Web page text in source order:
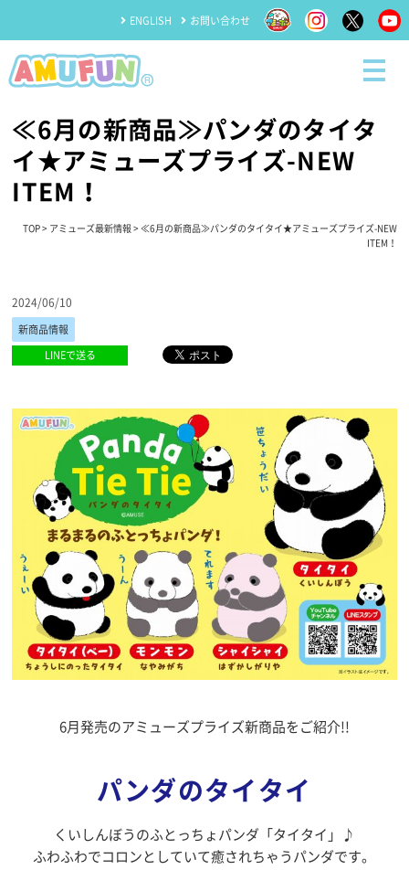
ENGLISH お問い合わせ
≪6月の新商品≫パンダのタイタ
イ★アミューズプライズ-NEW
ITEM！
TOP> アミューズ最新情報> ≪6月の新商品≫パンダのタイタイ★アミューズプライズ-NEW
ITEM！
2024/06/10
新商品情報
LINEで送る
6月発売のアミューズプライズ新商品をご紹介!!
パンダのタイタイ
くいしんぼうのふとっちょパンダ「タイタイ」♪
ふわふわでコロンとしていて癒されちゃうパンダです。